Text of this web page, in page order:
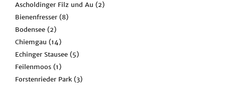
Ascholdinger Filz und Au (2)
Bienenfresser (8)
Bodensee (2)
Chiemgau (14)
Echinger Stausee (5)
Feilenmoos (1)
Forstenrieder Park (3)